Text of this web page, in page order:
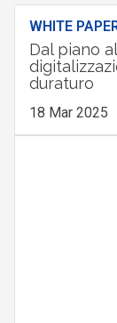
WHITE
Dal piano
duraturo
18 Mar 2025